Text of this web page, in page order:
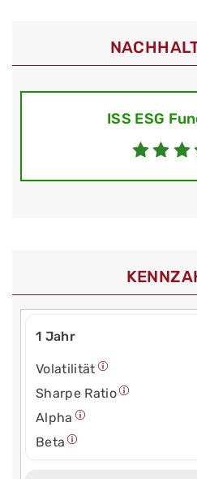
ISS ESG
1 Jahr
Volatilität
Sharpe Ratio
Alpha
Beta